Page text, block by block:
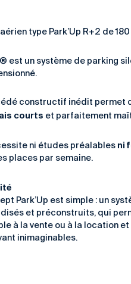
type Park’Up R+2 de
est un système de parking
constructif inédit permet
courts et parfaitement
ni études préalables ni
places par semaine.
Park’Up est simple : un
et préconstruits, qui
à la vente ou à la location
inimaginables.